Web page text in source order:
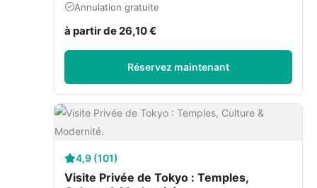
Annulation gratuite
à partir de 26,10 €
Réservez maintenant
4,9 (101)
Visite Privée de Tokyo : Temples,